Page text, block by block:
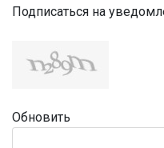
Подписаться на
Обновить